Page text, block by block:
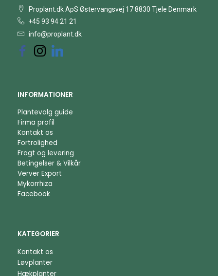
Proplant.dk ApS Østervangsvej 17 8830 Tjele Denmark
+45 93 94 21 21
info@proplant.dk
INFORMATIONER
Plantevalg guide
Firma profil
Kontakt os
Fortrolighed
Fragt og levering
Betingelser & Vilkår
Verver Export
Mykorrhiza
Facebook
KATEGORIER
Kontakt os
Løvplanter
Hækplanter